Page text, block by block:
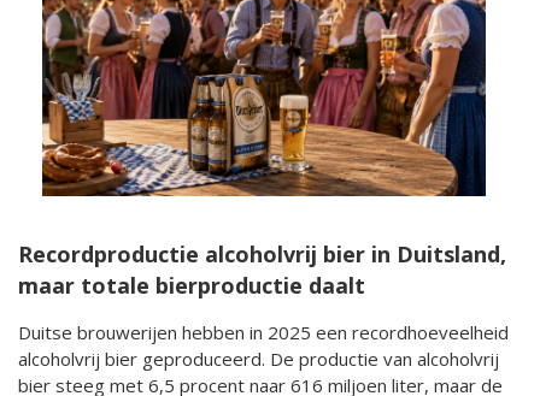
Recordproductie alcoholvrij bier in Duitsland,
maar totale bierproductie daalt
Duitse brouwerijen hebben in 2025 een recordhoeveelheid
alcoholvrij bier geproduceerd. De productie van alcoholvrij
bier steeg met 6,5 procent naar 616 miljoen liter, maar de